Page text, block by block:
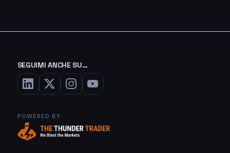
SEGUIMI ANCHE SU…
POWERED BY